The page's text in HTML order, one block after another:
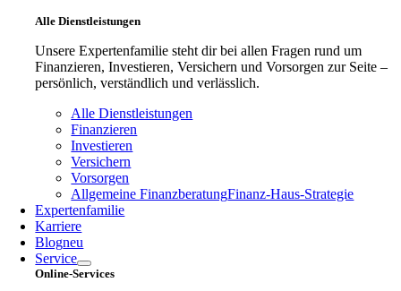
Alle Dienstleistungen
Unsere Expertenfamilie steht dir bei allen Fragen rund um
Finanzieren, Investieren, Versichern und Vorsorgen zur Seite –
persönlich, verständlich und verlässlich.
Alle Dienstleistungen
Finanzieren
Investieren
Versichern
Vorsorgen
Allgemeine FinanzberatungFinanz‑Haus‑Strategie
Expertenfamilie
Karriere
Blogneu
Service
Online-Services